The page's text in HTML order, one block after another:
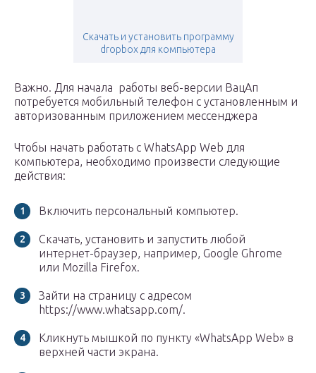
Скачать и установить программу
dropbox для компьютера
Важно. Для начала работы веб-версии ВацАп
потребуется мобильный телефон с установленным и
авторизованным приложением мессенджера
Чтобы начать работать с WhatsApp Web для
компьютера, необходимо произвести следующие
действия:
Включить персональный компьютер.
Скачать, установить и запустить любой
интернет-браузер, например, Google Ghrome
или Mozilla Firefox.
Зайти на страницу с адресом
https://www.whatsapp.com/.
Кликнуть мышкой по пункту «WhatsApp Web» в
верхней части экрана.